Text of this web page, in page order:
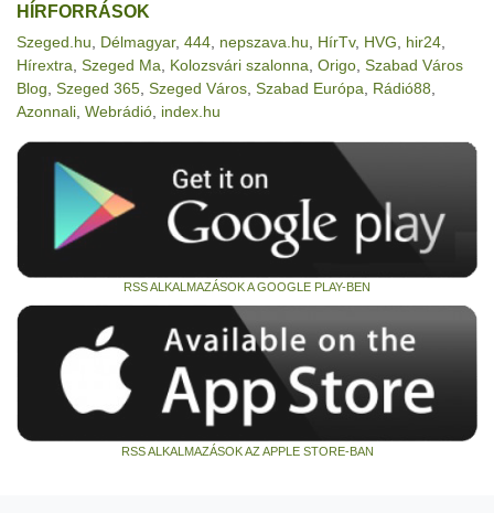
HÍRFORRÁSOK
Szeged.hu Délmagyar, 444 nepszava.hu HírTv, HVG hir24
Hírextra Szeged Ma Kolozsvári szalonna Origo Szabad Város
Blog Szeged 365 Szeged Város Szabad Európa Rádió88
Azonnali Webrádió index.hu
RSS ALKALMAZÁSOK A GOOGLE PLAY-BEN
RSS ALKALMAZÁSOK AZ APPLE STORE-BAN